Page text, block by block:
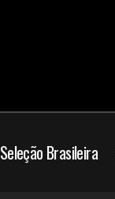
Seleção Brasileira